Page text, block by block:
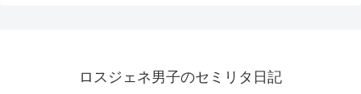
ロスジェネ男子のセミリタ日記